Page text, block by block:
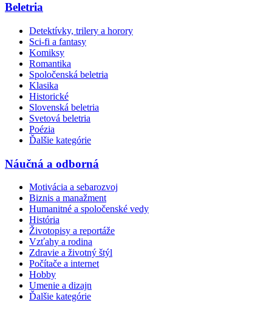
Beletria
Detektívky, trilery a horory
Sci-fi a fantasy
Komiksy
Romantika
Spoločenská beletria
Klasika
Historické
Slovenská beletria
Svetová beletria
Poézia
Ďalšie kategórie
Náučná a odborná
Motivácia a sebarozvoj
Biznis a manažment
Humanitné a spoločenské vedy
História
Životopisy a reportáže
Vzťahy a rodina
Zdravie a životný štýl
Počítače a internet
Hobby
Umenie a dizajn
Ďalšie kategórie